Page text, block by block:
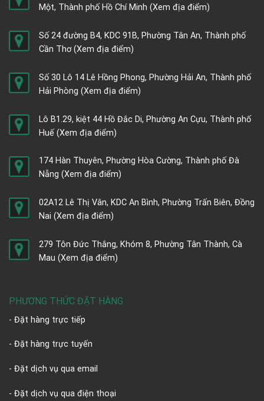
Một, Thành phố Hồ Chí Minh (Xem địa điểm)
Số 24 đường B4, KDC 91B, Phường Tân An, Thành phố
Cần Thơ(Xem địa điểm)
Số 30 Lô 14 Lê Hồng Phong, Phường Hải An, Thành phố
Hải Phòng (Xem địa điểm)
Lô B1.29, kiệt 44 Hồ Đắc Di, Phường An Cựu, Thành phố
Huế (Xem địa điểm)
174 Hàn Thuyên, Phường Hòa Cường, Thành phố Đà
Nẵng (Xem địa điểm)
02A12 Lê Thị Vân, KDC An Bình, Phường Trấn Biên, Đồng
Nai (Xem địa điểm)
279 Tôn Đức Thắng, Khóm 8, Phường Tân Thành, Cà
Mau (Xem địa điểm)
PHƯƠNG THỨC ĐẶT HÀNG
- Đặt hàng trực tiếp
- Đặt hàng trực tuyến
- Đặt dịch vụ qua email
- Đặt dịch vụ qua điện thoại